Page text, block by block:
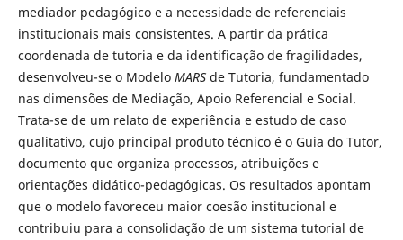
mediador pedagógico e a necessidade de referenciais
institucionais mais consistentes. A partir da prática
coordenada de tutoria e da identificação de fragilidades,
desenvolveu-se o Modelo MARSde Tutoria, fundamentado
nas dimensões de Mediação, Apoio Referencial e Social.
Trata-se de um relato de experiência e estudo de caso
qualitativo, cujo principal produto técnico é o Guia do Tutor,
documento que organiza processos, atribuições e
orientações didático-pedagógicas. Os resultados apontam
que o modelo favoreceu maior coesão institucional e
contribuiu para a consolidação de um sistema tutorial de